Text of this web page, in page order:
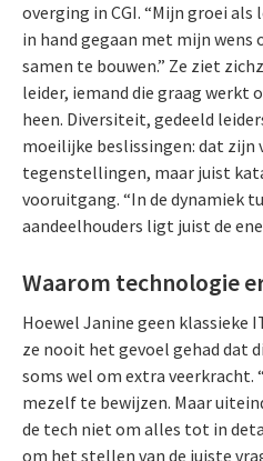
overging in CGI. “Mijn groei
in hand gegaan met mijn wens
samen te bouwen.” Ze ziet
leider, iemand die graag werkt
heen. Diversiteit, gedeeld
moeilijke beslissingen: dat zijn
tegenstellingen, maar juist
vooruitgang. “In de dynamiek
aandeelhouders ligt juist de
Waarom technologie
Hoewel Janine geen klassieke
ze nooit het gevoel gehad dat
soms wel om extra veerkracht.
mezelf te bewijzen. Maar
de tech niet om alles tot in
om het stellen van de juiste